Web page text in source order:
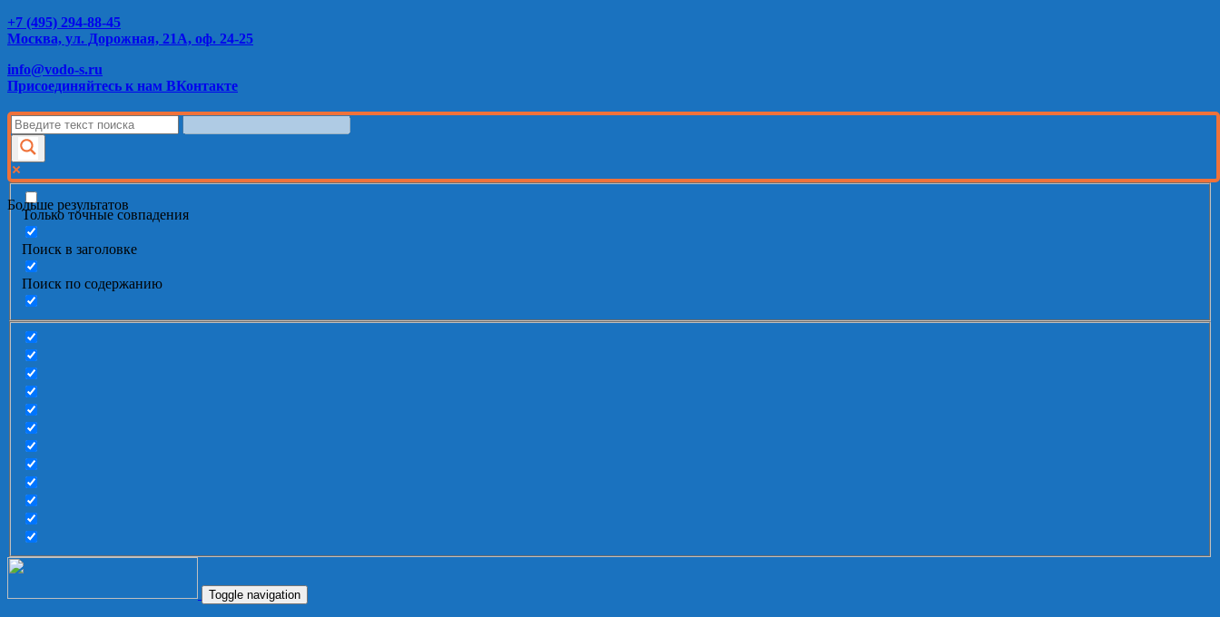
+7 (495) 294-88-45
Москва, ул. Дорожная, 21А, оф. 24-25
info@vodo-s.ru
Присоединяйтесь к нам ВКонтакте
Больше результатов
Только точные совпадения
Поиск в заголовке
Поиск по содержанию
Toggle navigation